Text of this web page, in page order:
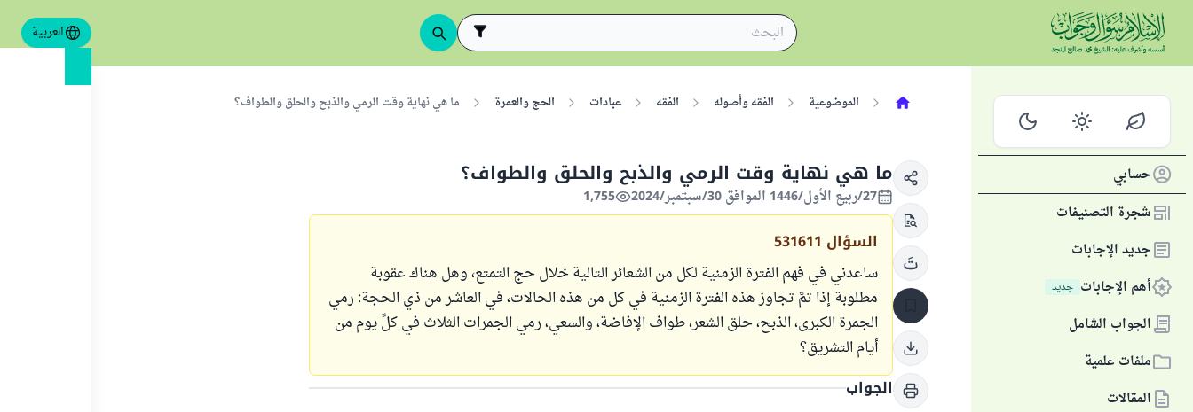
العربية
حسابي
شجرة التصنيفات
جديد الإجابات
أهم الإجابات جديد
الجواب الشامل
ملفات علمية
المقالات
الموضوعية الفقه وأصوله الفقه عبادات الحج والعمرة ما هي نهاية وقت الرمي والذبح والحلق والطواف؟
ما هي نهاية وقت الرمي والذبح والحلق والطواف؟
27/ربيع الأول/1446 الموافق 30/سبتمبر/2024 1,755
السؤال 531611
ساعدني في فهم الفترة الزمنية لكل من الشعائر التالية خلال حج التمتع، وهل هناك عقوبة
مطلوبة إذا تمَّ تجاوز هذه الفترة الزمنية في كل من هذه الحالات، في العاشر من ذي الحجة: رمي
الجمرة الكبرى، الذبح، حلق الشعر، طواف الإفاضة، والسعي، رمي الجمرات الثلاث في كلِّ يوم من
أيام التشريق؟
الجواب